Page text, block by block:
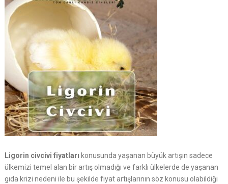
Ligorin civcivi fiyatları konusunda yaşanan büyük artışın sadece
ülkemizi temel alan bir artış olmadığı ve farklı ülkelerde de yaşanan
gıda krizi nedeni ile bu şekilde fiyat artışlarının söz konusu olabildiği